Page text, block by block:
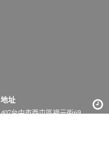
地址
407台中市西屯區福元街69